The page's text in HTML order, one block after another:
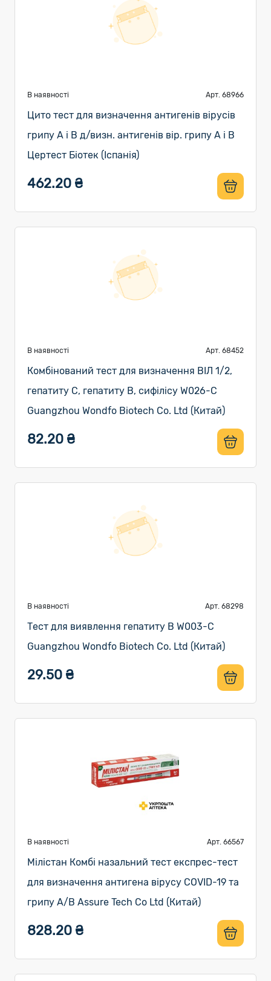
В наявності Арт. 68966
Цито тест для визначення антигенів вірусів
грипу A і B д/визн. антигенів вір. грипу А і В
Цертест Біотек (Іспанія)
462.20 ₴
В наявності Арт. 68452
Комбінований тест для визначення ВІЛ 1/2,
гепатиту C, гепатиту B, сифілісу W026-С
Guangzhou Wondfo Biotech Co. Ltd (Китай)
82.20 ₴
В наявності Арт. 68298
Тест для виявлення гепатиту В W003-C
Guangzhou Wondfo Biotech Co. Ltd (Китай)
29.50 ₴
В наявності Арт. 66567
Мілістан Комбі назальний тест експрес-тест
для визначення антигена вірусу COVID-19 та
грипу A/B Assure Tech Co Ltd (Китай)
828.20 ₴